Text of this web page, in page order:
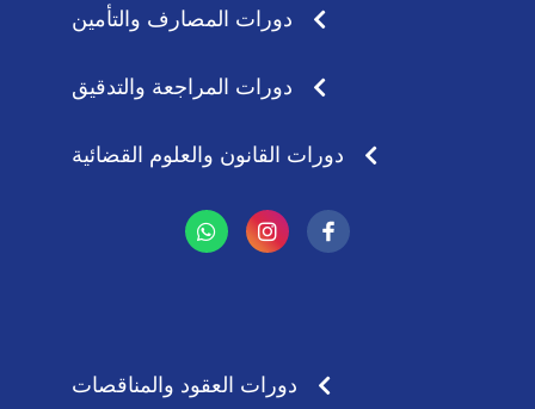
دورات المصارف والتأمين
دورات المراجعة والتدقيق
دورات القانون والعلوم القضائية
I
n
s
a
m
W
h
a
دورات العقود والمناقصات